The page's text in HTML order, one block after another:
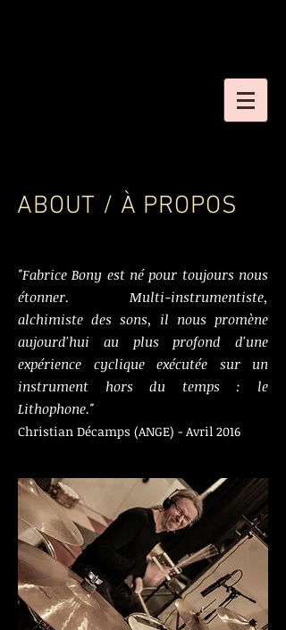
ABOUT / À PROPOS
"Fabrice Bony est né pour toujours nous
étonner. Multi-instrumentiste,
alchimiste des sons, il nous promène
aujourd'hui au plus profond d'une
expérience cyclique exécutée sur un
instrument hors du temps : le
Lithophone."
Christian Décamps (ANGE) - Avril 2016